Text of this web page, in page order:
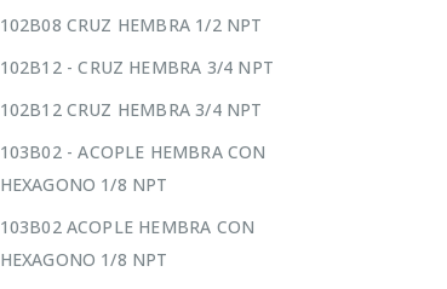
102B08 CRUZ HEMBRA 1/2 NPT
102B12 - CRUZ HEMBRA 3/4 NPT
102B12 CRUZ HEMBRA 3/4 NPT
103B02 - ACOPLE HEMBRA CON
HEXAGONO 1/8 NPT
103B02 ACOPLE HEMBRA CON
HEXAGONO 1/8 NPT